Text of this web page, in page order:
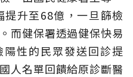
升至68億，一旦篩檢
而健保署透過健保快易
性的民眾發送回診提
人名單回饋給原診斷醫